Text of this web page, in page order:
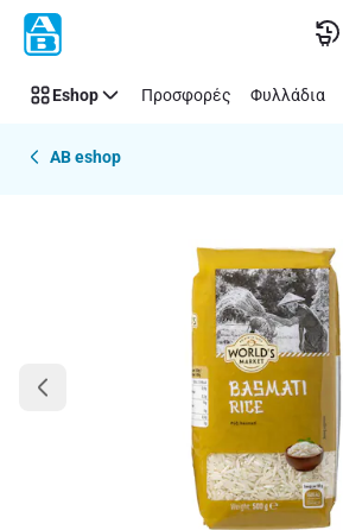
Παράλειψη
Eshop Προσφορές Φυλλάδια
AB eshop